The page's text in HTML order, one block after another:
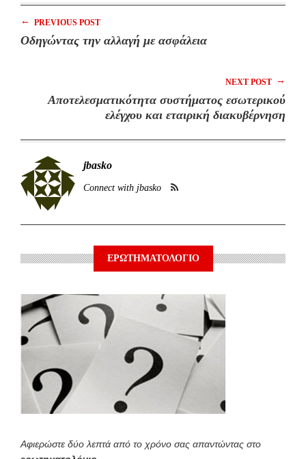
← PREVIOUS POST
Οδηγώντας την αλλαγή με ασφάλεια
NEXT POST →
Αποτελεσματικότητα συστήματος εσωτερικού
ελέγχου και εταιρική διακυβέρνηση
jbasko
Connect with jbasko
ΕΡΩΤΗΜΑΤΟΛΟΓΙΟ
Αφιερώστε δύο λεπτά από το χρόνο σας απαντώντας στο